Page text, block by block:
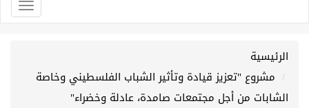
الرئيسية
مشروع "تعزيز قيادة وتأثير الشباب الفلسطيني وخاصة
الشابات من أجل مجتمعات صامدة، عادلة وخضراء"